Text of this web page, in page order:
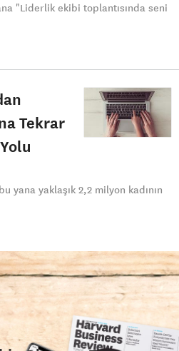
"Liderlik ekibi toplantısında seni
Tekrar
yana yaklaşık 2,2 milyon kadının